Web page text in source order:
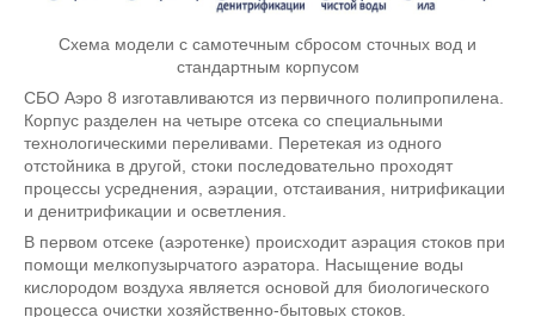
Схема модели с самотечным сбросом сточных вод и
стандартным корпусом
СБО Аэро 8 изготавливаются из первичного полипропилена.
Корпус разделен на четыре отсека со специальными
технологическими переливами. Перетекая из одного
отстойника в другой, стоки последовательно проходят
процессы усреднения, аэрации, отстаивания, нитрификации
и денитрификации и осветления.
В первом отсеке (аэротенке) происходит аэрация стоков при
помощи мелкопузырчатого аэратора. Насыщение воды
кислородом воздуха является основой для биологического
процесса очистки хозяйственно-бытовых стоков.